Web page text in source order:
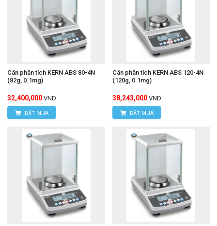
Cân phân tích KERN ABS 80-4N
(82g, 0.1mg)
32,400,000 VND
ĐẶT MUA
Cân phân tích KERN ABS 120-4N
(120g, 0.1mg)
38,243,000 VND
ĐẶT MUA